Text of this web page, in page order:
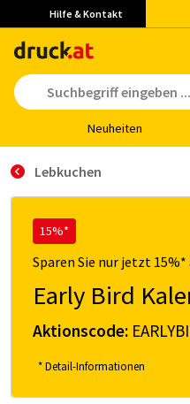
Hilfe & Kontakt
Neu­hei­ten
Lebkuchen
15%*
Sparen Sie nur jetzt
Early Bird
Aktionscode:
* Detail-Informationen